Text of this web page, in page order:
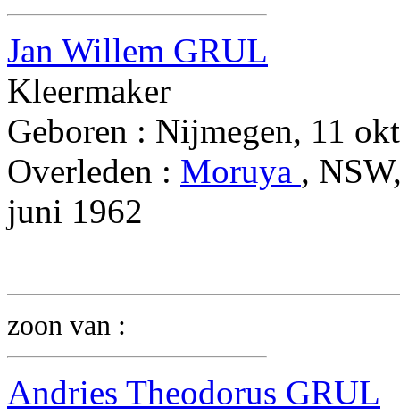
Jan Willem GRUL
Kleermaker
Geboren : Nijmegen, 11
Overleden : Moruya ,
juni 1962
zoon van :
Andries Theodorus GRUL